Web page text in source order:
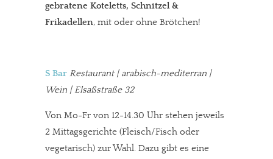
gebratene Koteletts, Schnitzel &
Frikadellen, mit oder ohne Brötchen!
S Bar Restaurant | arabisch-mediterran |
Wein | Elsaßstraße 32
Von Mo-Fr von 12-14.30 Uhr stehen jeweils
2 Mittagsgerichte (Fleisch/Fisch oder
vegetarisch) zur Wahl. Dazu gibt es eine